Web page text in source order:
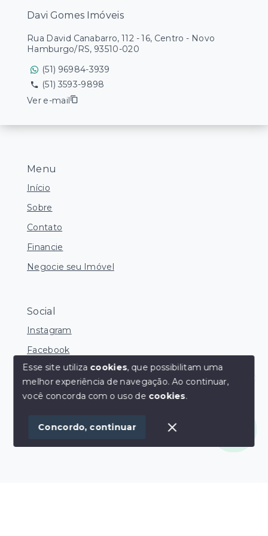
Olá! Estamos disponíveis para te ajudar.
Menu
Início
Sobre
Contato
Financie
Negocie seu Imóvel
Social
Instagram
Facebook
© Copyright 2026 - Davi Gomes Imóveis - Todos os
SITE PARA IMOBILIARIA
Davi Gomes Imóveis
Rua David Canabarro, 112 - 16, Centro - Novo
Hamburgo/RS, 93510-020
(51) 96984-3939
(51) 3593-9898
Ver e-mail
Esse site utiliza cookies, que possibilitam uma
melhor experiência de navegação.Ao continuar,
você concorda com o uso de cookies.
Concordo, continuar